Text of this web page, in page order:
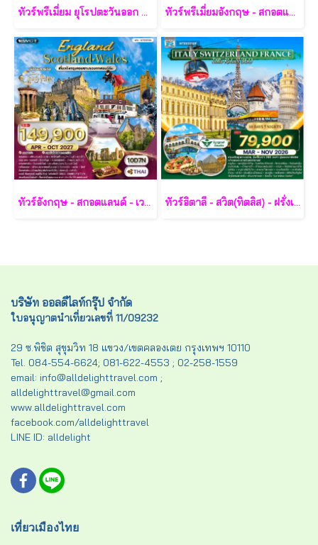
ทัวร์พรีเมี่ยม ยุโรปตะวันออก พักหมู่บ้านฮัลล์สตัทท์ 11วัน 8คืน - TG ทัวร์พรีเมี่ยมอังกฤษ - สกอตแลนด์ -เวลล์ 11 วัน - TG
ทัวร์อังกฤษ - สกอตแลนด์ - เวลส์ 10 วัน - TG ทัวร์อิตาลี - สวิต(ทิตลิส) - ฝรั่งเศส 10 วัน -SV
บริษัท ออลดีไลท์กรุ๊ป จำกัด
ใบอนุญาตนำเที่ยวเลขที่ 11/09232
29 ซ.พิชิต สุขุมวิท 18 แขวง/เขตคลองเตย กรุงเทพฯ 10110
Tel. 084-554-6624; 081-622-4553 ; 02-258-1559
email: info@alldelighttravel.com ;
alldelighttravel@gmail.com
www.alldelighttravel.com
facebook.com/alldelighttravel
LINE ID: alldelight
เที่ยวเมืองไทย